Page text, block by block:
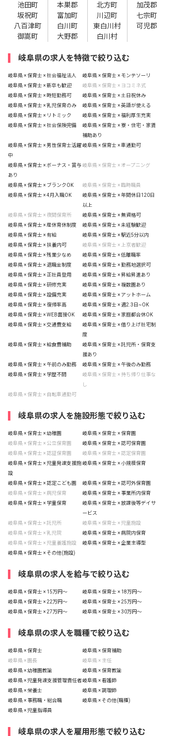
池田町
本巣郡 北方町
加茂郡
坂祝町
富加町 川辺町
七宗町
八百津町
白川町 東白川村
可児郡
御嵩町
大野郡 白川村
岐阜県の求人を特徴で絞り込む
岐阜県 × 保育士 × 社会福祉法人
岐阜県 × 保育士 × モンテソーリ
岐阜県 × 保育士 × 新卒も歓迎
岐阜県 × 保育士 × ヨコミネ式
岐阜県 × 保育士 × 時短勤務可
岐阜県 × 保育士 × 土日祝休み
岐阜県 × 保育士 × 乳児保育のみ
岐阜県 × 保育士 × 英語が使える
岐阜県 × 保育士 × リトミック
岐阜県 × 保育士 × 福利厚生充実
岐阜県 × 保育士 × 社会保険完備
岐阜県 × 保育士 × 寮・住宅・家賃
補助あり
岐阜県 × 保育士 × 男性保育士活躍
中
岐阜県 × 保育士 × 車通勤可
岐阜県 × 保育士 × ボーナス・賞与
あり
岐阜県 × 保育士 × オープニング
岐阜県 × 保育士 × ブランクOK
岐阜県 × 保育士 × 臨時職員
岐阜県 × 保育士 × 4月入職OK
岐阜県 × 保育士 × 年間休日120日
以上
岐阜県 × 保育士 × 夜間保育所
岐阜県 × 保育士 × 無資格可
岐阜県 × 保育士 × 産休育休制度
岐阜県 × 保育士 × 未経験歓迎
岐阜県 × 保育士 × 有給
岐阜県 × 保育士 × 駅近5分以内
岐阜県 × 保育士 × 扶養内可
岐阜県 × 保育士 × 上京者歓迎
岐阜県 × 保育士 × 残業少なめ
岐阜県 × 保育士 × 低離職率
岐阜県 × 保育士 × 退職金制度
岐阜県 × 保育士 × 勤務地選択可
岐阜県 × 保育士 × 正社員登用
岐阜県 × 保育士 × 昇給昇進あり
岐阜県 × 保育士 × 研修充実
岐阜県 × 保育士 × 複数園あり
岐阜県 × 保育士 × 設備充実
岐阜県 × 保育士 × アットホーム
岐阜県 × 保育士 × 復帰率高
岐阜県 × 保育士 × 週2.3日~OK
岐阜県 × 保育士 × WEB面接OK
岐阜県 × 保育士 × 家庭都合休OK
岐阜県 × 保育士 × 交通費支給
岐阜県 × 保育士 × 借り上げ社宅制
度
岐阜県 × 保育士 × 給食費補助
岐阜県 × 保育士 × 託児所・保育支
援あり
岐阜県 × 保育士 × 午前のみ勤務
岐阜県 × 保育士 × 午後のみ勤務
岐阜県 × 保育士 × 学歴不問
岐阜県 × 保育士 × 持ち帰り仕事な
し
岐阜県 × 保育士 × 自転車通勤可
岐阜県の求人を施設形態で絞り込む
岐阜県 × 保育士 × 幼稚園
岐阜県 × 保育士 × 保育園
岐阜県 × 保育士 × 公立保育園
岐阜県 × 保育士 × 認可保育園
岐阜県 × 保育士 × 認証保育園
岐阜県 × 保育士 × 認定保育園
岐阜県 × 保育士 × 児童発達支援施
設
岐阜県 × 保育士 × 小規模保育
岐阜県 × 保育士 × 認定こども園
岐阜県 × 保育士 × 認可外保育園
岐阜県 × 保育士 × 病児保育
岐阜県 × 保育士 × 事業所内保育
岐阜県 × 保育士 × 学童保育
岐阜県 × 保育士 × 放課後等デイサ
ービス
岐阜県 × 保育士 × 託児所
岐阜県 × 保育士 × 児童施設
岐阜県 × 保育士 × 乳児院
岐阜県 × 保育士 × 病院内保育
岐阜県 × 保育士 × 児童養護施設
岐阜県 × 保育士 × 企業主導型
岐阜県 × 保育士 × その他(施設)
岐阜県の求人を給与で絞り込む
岐阜県 × 保育士 × 15万円〜
岐阜県 × 保育士 × 18万円〜
岐阜県 × 保育士 × 22万円〜
岐阜県 × 保育士 × 25万円〜
岐阜県 × 保育士 × 27万円〜
岐阜県 × 保育士 × 30万円〜
岐阜県の求人を職種で絞り込む
岐阜県 × 保育士
岐阜県 × 保育補助
岐阜県 × 園長
岐阜県 × 主任
岐阜県 × 幼稚園教諭
岐阜県 × 保育教諭
岐阜県 × 児童発達支援管理責任者岐阜県 × 看護師
岐阜県 × 栄養士
岐阜県 × 調理師
岐阜県 × 事務職・総合職
岐阜県 × その他(職種)
岐阜県 × 児童指導員
岐阜県の求人を雇用形態で絞り込む